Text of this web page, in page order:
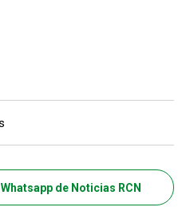
de Noticias RCN